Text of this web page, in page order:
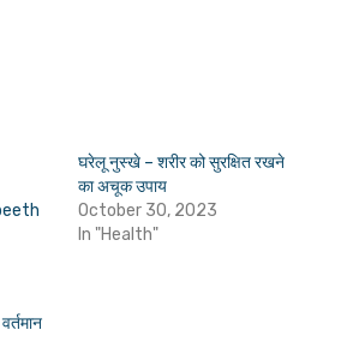
घरेलू नुस्खे – शरीर को सुरक्षित रखने
का अचूक उपाय
October 30, 2023
In "Health"